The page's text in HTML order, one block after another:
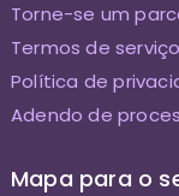
Torne-se um
Termos de serviço
Política de
Adendo de
Mapa para o